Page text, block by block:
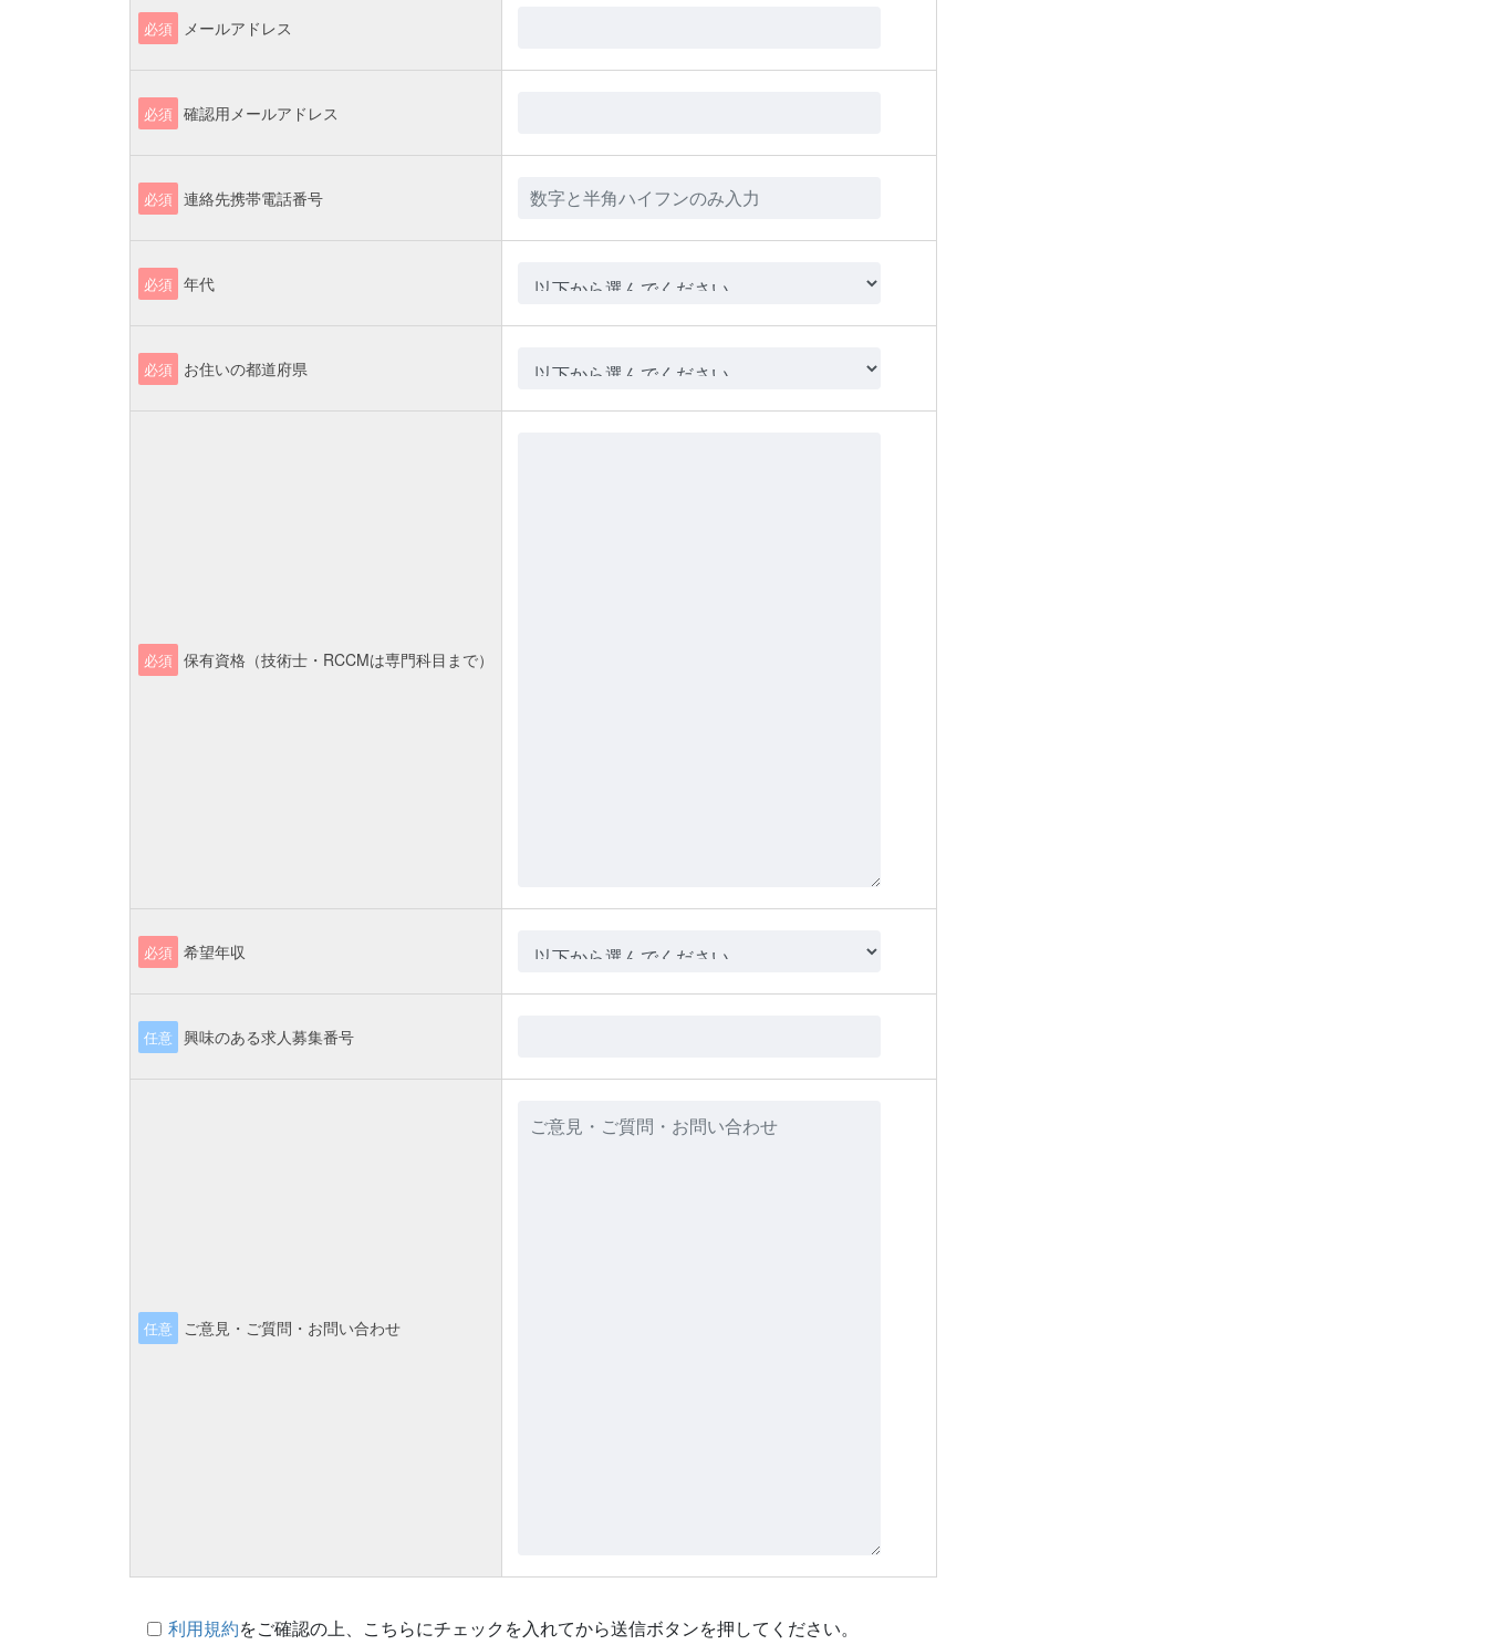
必須 メールアドレス
必須 確認用メールアドレス
必須 連絡先携帯電話番号
必須 年代
必須 お住いの都道府県
必須 保有資格（技術士・RCCMは専門科目まで）
必須 希望年収
任意 興味のある求人募集番号
任意 ご意見・ご質問・お問い合わせ
利用規約をご確認の上、こちらにチェックを入れてから送信ボタンを押してください。